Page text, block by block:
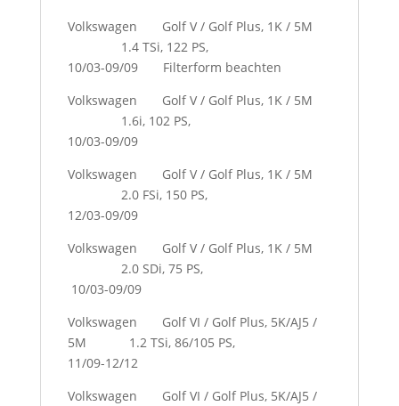
Volkswagen Golf V / Golf Plus, 1K / 5M
1.4 TSi, 122 PS,
10/03-09/09 Filterform beachten
Volkswagen Golf V / Golf Plus, 1K / 5M
1.6i, 102 PS,
10/03-09/09
Volkswagen Golf V / Golf Plus, 1K / 5M
2.0 FSi, 150 PS,
12/03-09/09
Volkswagen Golf V / Golf Plus, 1K / 5M
2.0 SDi, 75 PS,
10/03-09/09
Volkswagen Golf VI / Golf Plus, 5K/AJ5 /
5M 1.2 TSi, 86/105 PS,
11/09-12/12
Volkswagen Golf VI / Golf Plus, 5K/AJ5 /